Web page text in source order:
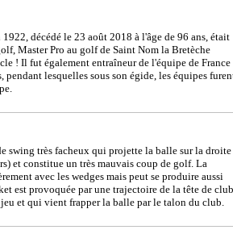
décédé le 23 août 2018 à l'âge de 96 ans, était
Master Pro au golf de Saint Nom la Bretèche
! Il fut également entraîneur de l'équipe de France
pendant lesquelles sous son égide, les équipes
swing très facheux qui projette la balle sur la droite
et constitue un très mauvais coup de golf. La
avec les wedges mais peut se produire aussi
est provoquée par une trajectoire de la tête de club
et qui vient frapper la balle par le talon du club.